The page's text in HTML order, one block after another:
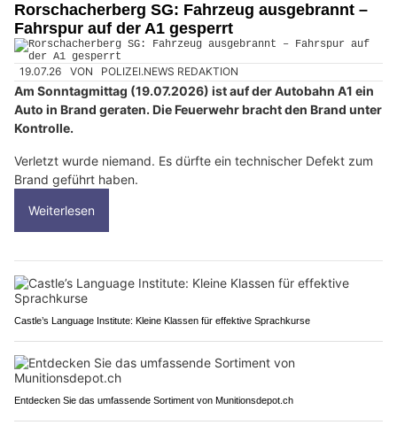
Rorschacherberg SG: Fahrzeug ausgebrannt –
Fahrspur auf der A1 gesperrt
19.07.26 VON POLIZEI.NEWS REDAKTION
Am Sonntagmittag (19.07.2026) ist auf der Autobahn A1 ein
Auto in Brand geraten. Die Feuerwehr bracht den Brand unter
Kontrolle.
Verletzt wurde niemand. Es dürfte ein technischer Defekt zum
Brand geführt haben.
Weiterlesen
Castle’s Language Institute: Kleine Klassen für effektive Sprachkurse
Entdecken Sie das umfassende Sortiment von Munitionsdepot.ch